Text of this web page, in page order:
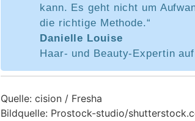
kann. Es geht nicht um
die richtige Methode.“
Danielle Louise
Haar- und Beauty-Expertin
Quelle: cision / Fresha
Bildquelle: Prostock-studio/